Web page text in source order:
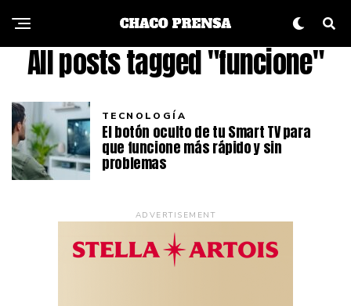
All posts tagged "funcione"
TECNOLOGÍA
El botón oculto de tu Smart TV para
que funcione más rápido y sin
problemas
ADVERTISEMENT